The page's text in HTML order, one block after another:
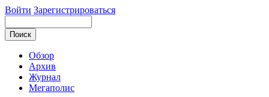
Войти Зарегистрироваться
Обзор
Архив
Журнал
Мегаполис